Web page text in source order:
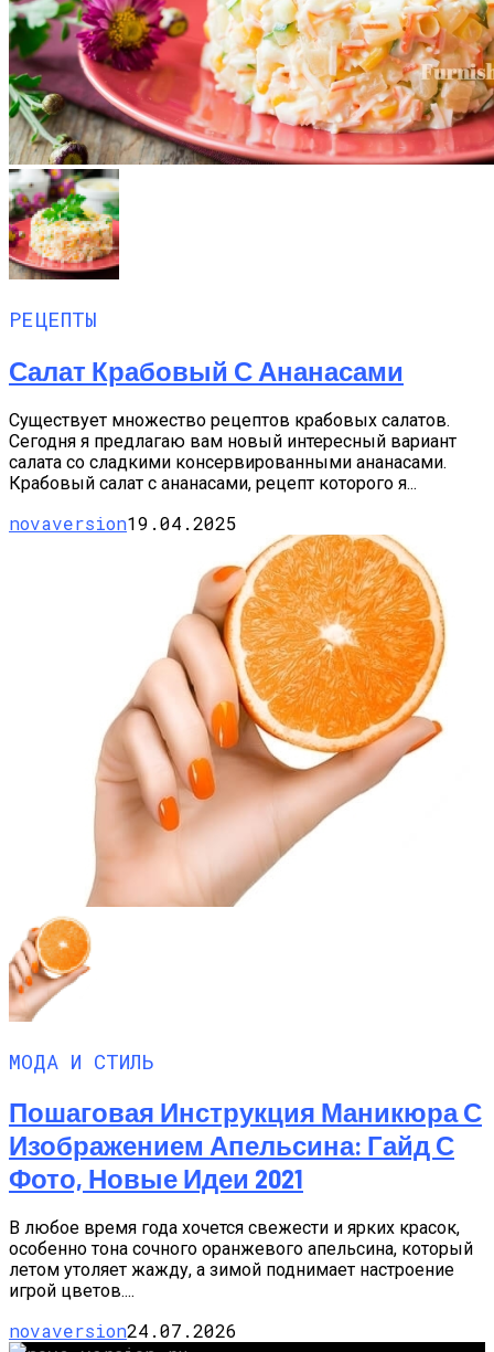
РЕЦЕПТЫ
Салат Крабовый С Ананасами
Существует множество рецептов крабовых салатов.
Сегодня я предлагаю вам новый интересный вариант
салата со сладкими консервированными ананасами.
Крабовый салат с ананасами, рецепт которого я...
novaversion19.04.2025
МОДА И СТИЛЬ
Пошаговая Инструкция Маникюра С
Изображением Апельсина: Гайд С
Фото, Новые Идеи 2021
В любое время года хочется свежести и ярких красок,
особенно тона сочного оранжевого апельсина, который
летом утоляет жажду, а зимой поднимает настроение
игрой цветов....
novaversion24.07.2026